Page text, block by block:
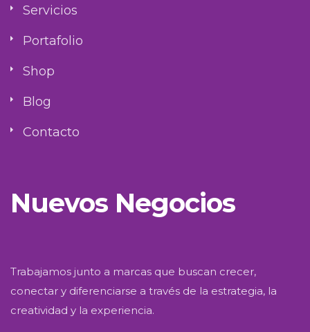
Servicios
Portafolio
Shop
Blog
Contacto
Nuevos Negocios
Trabajamos junto a marcas que buscan crecer,
conectar y diferenciarse a través de la estrategia, la
creatividad y la experiencia.